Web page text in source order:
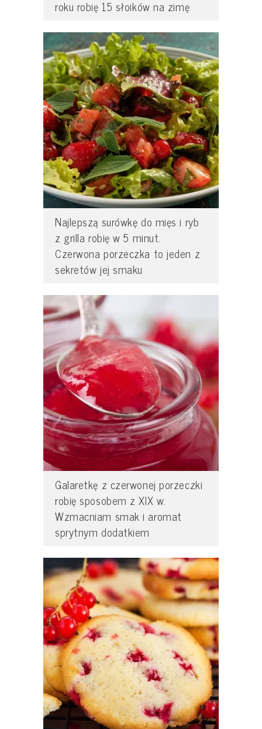
roku robię 15 słoików na zimę
Najlepszą surówkę do mięs i ryb
z grilla robię w 5 minut.
Czerwona porzeczka to jeden z
sekretów jej smaku
Galaretkę z czerwonej porzeczki
robię sposobem z XIX w.
Wzmacniam smak i aromat
sprytnym dodatkiem